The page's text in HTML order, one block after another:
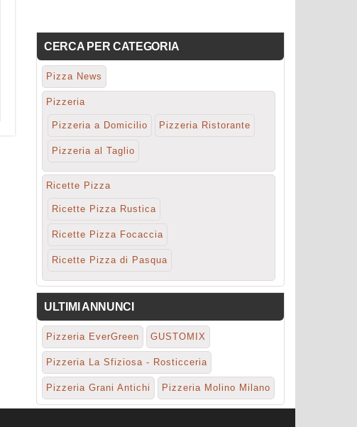
CERCA PER CATEGORIA
Pizza News
Pizzeria
Pizzeria a Domicilio Pizzeria Ristorante
Pizzeria al Taglio
Ricette Pizza
Ricette Pizza Rustica
Ricette Pizza Focaccia
Ricette Pizza di Pasqua
ULTIMI ANNUNCI
Pizzeria EverGreen GUSTOMIX
Pizzeria La Sfiziosa - Rosticceria
Pizzeria Grani Antichi Pizzeria Molino Milano